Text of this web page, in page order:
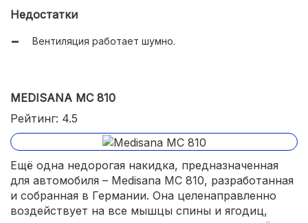
Время массажа на выбор.
Недостатки
Вентиляция работает шумно.
MEDISANA MC 810
Рейтинг: 4.5
Ещё одна недорогая накидка, предназначенная
для автомобиля – Medisana MC 810, разработанная
и собранная в Германии. Она целенаправленно
воздействует на все мышцы спины и ягодиц,